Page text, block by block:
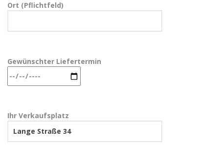
Ort (Pflichtfeld)
Gewünschter Liefertermin
Ihr Verkaufsplatz